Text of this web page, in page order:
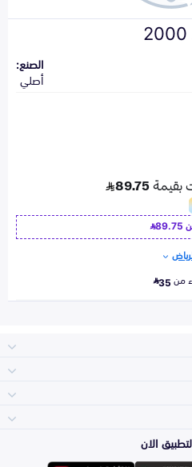
الصنع:
أصلي
89.75
من35
القيرات
Topالان